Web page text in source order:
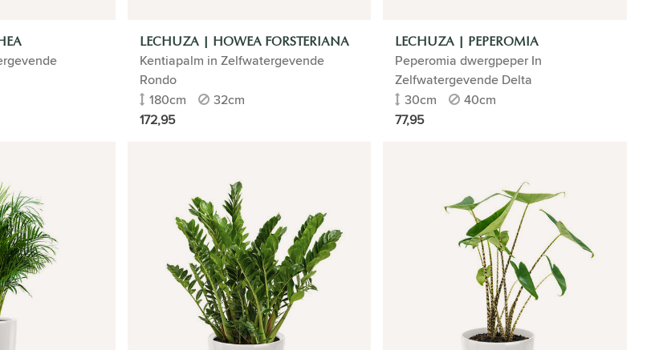
LECHUZA | HOWEA FORSTERIANA
Kentiapalm in Zelfwatergevende
Rondo
180cm
32cm
172,95
LECHUZA | PEPEROMIA
Peperomia dwergpeper In
Zelfwatergevende Delta
30cm
40cm
77,95